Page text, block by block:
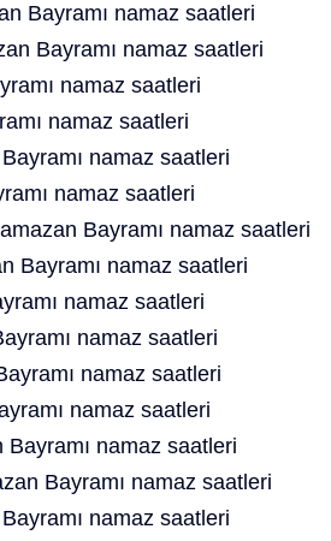
Bayramı namaz saatleri
Bayramı namaz saatleri
namaz saatleri
namaz saatleri
namaz saatleri
namaz saatleri
Bayramı namaz saatleri
Bayramı namaz saatleri
namaz saatleri
namaz saatleri
namaz saatleri
namaz saatleri
namaz saatleri
Bayramı namaz saatleri
namaz saatleri